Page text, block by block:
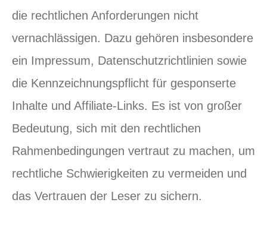
die rechtlichen Anforderungen nicht
vernachlässigen. Dazu gehören insbesondere
ein Impressum, Datenschutzrichtlinien sowie
die Kennzeichnungspflicht für gesponserte
Inhalte und Affiliate-Links. Es ist von großer
Bedeutung, sich mit den rechtlichen
Rahmenbedingungen vertraut zu machen, um
rechtliche Schwierigkeiten zu vermeiden und
das Vertrauen der Leser zu sichern.